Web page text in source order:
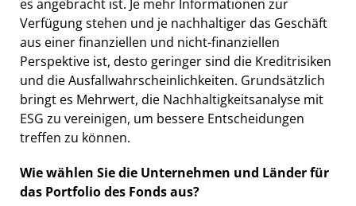
es angebracht ist. Je mehr Informationen zur
Verfügung stehen und je nachhaltiger das Geschäft
aus einer finanziellen und nicht-finanziellen
Perspektive ist, desto geringer sind die Kreditrisiken
und die Ausfallwahrscheinlichkeiten. Grundsätzlich
bringt es Mehrwert, die Nachhaltigkeitsanalyse mit
ESG zu vereinigen, um bessere Entscheidungen
treffen zu können.
Wie wählen Sie die Unternehmen und Länder für
das Portfolio des Fonds aus?